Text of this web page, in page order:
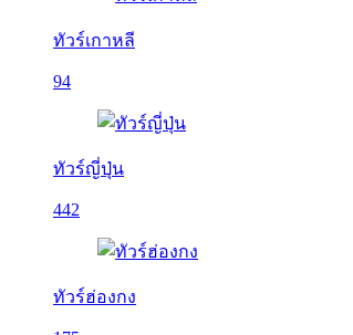
ทัวร์เกาหลี
94
ทัวร์ญี่ปุ่น
442
ทัวร์ฮ่องกง